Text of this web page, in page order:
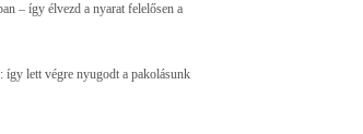
– így élvezd a nyarat felelősen a
így lett végre nyugodt a pakolásunk